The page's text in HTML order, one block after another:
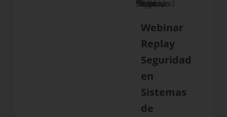
Webinar
Replay
Seguridad
en
Sistemas
de